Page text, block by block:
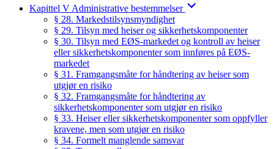
Kapittel V Administrative bestemmelser
§ 28. Markedstilsynsmyndighet
§ 29. Tilsyn med heiser og sikkerhetskomponenter
§ 30. Tilsyn med EØS-markedet og kontroll av heiser
eller sikkerhetskomponenter som innføres på EØS-
markedet
§ 31. Framgangsmåte for håndtering av heiser som
utgjør en risiko
§ 32. Framgangsmåte for håndtering av
sikkerhetskomponenter som utgjør en risiko
§ 33. Heiser eller sikkerhetskomponenter som oppfyller
kravene, men som utgjør en risiko
§ 34. Formelt manglende samsvar